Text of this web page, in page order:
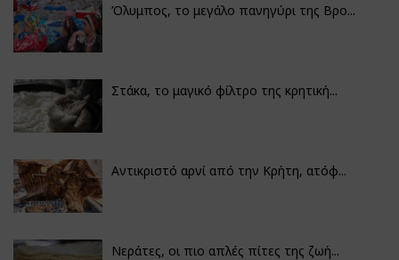
Όλυμπος, το μεγάλο πανηγύρι της Βρο...
Στάκα, το μαγικό φίλτρο της κρητική...
Αντικριστό αρνί από την Κρήτη, ατόφ...
Νεράτες, οι πιο απλές πίτες της ζωή...